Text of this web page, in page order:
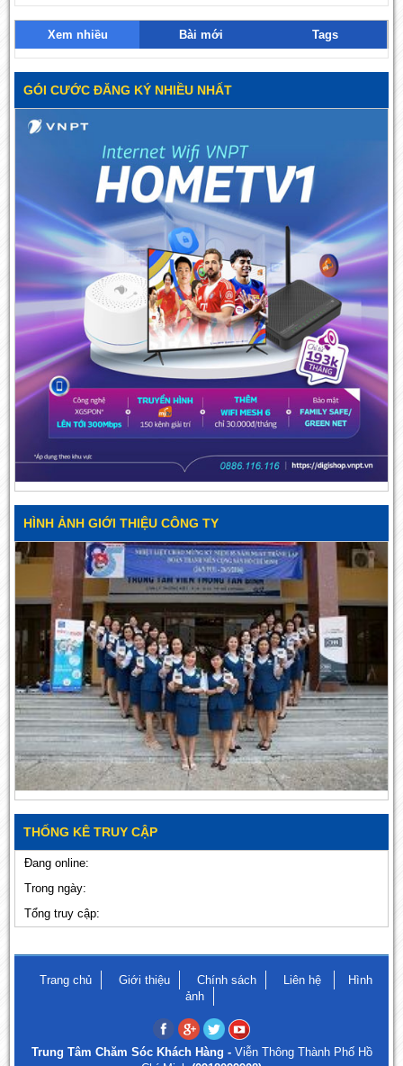
Xem nhiều Bài mới Tags
GÓI CƯỚC ĐĂNG KÝ NHIỀU NHẤT
HÌNH ẢNH GIỚI THIỆU CÔNG TY
THỐNG KÊ TRUY CẬP
Đang online:
Trong ngày:
Tổng truy cập:
Trang chủ Giới thiệu Chính sách Liên hệ
Hình
ảnh
Trung Tâm Chăm Sóc Khách Hàng - Viễn Thông Thành Phố Hồ